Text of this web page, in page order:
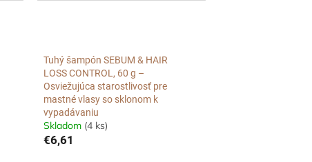
Tuhý šampón SEBUM & HAIR
LOSS CONTROL, 60 g –
Osviežujúca starostlivosť pre
mastné vlasy so sklonom k
vypadávaniu
Skladom (4 ks)
€6,61